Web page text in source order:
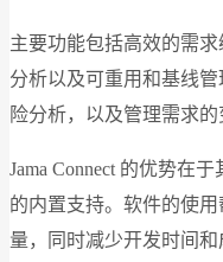
主要功能包括高效的需
分析以及可重用和基线
险分析，以及管理需求的
Jama Connect 的优势在
的内置支持。软件的使
量，同时减少开发时间